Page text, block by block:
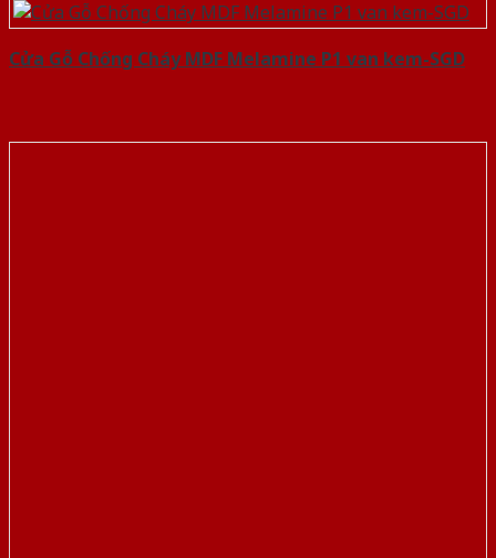
Cửa Gỗ Chống Cháy MDF Melamine P1 van kem-SGD